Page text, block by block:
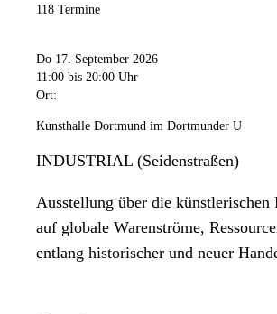
118 Termine
Do 17. September 2026
11:00 bis 20:00 Uhr
Ort:
Kunsthalle Dortmund im Dortmunder U
INDUSTRIAL (Seidenstraßen)
Ausstellung über die künstlerischen
auf globale Warenströme,
entlang historischer und neuer